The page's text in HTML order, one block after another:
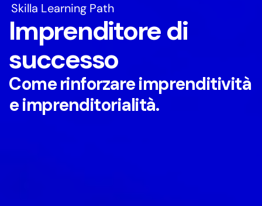
Skilla Learning Path
Imprenditore di
successo
Come rinforzare imprenditività
e imprenditorialità.